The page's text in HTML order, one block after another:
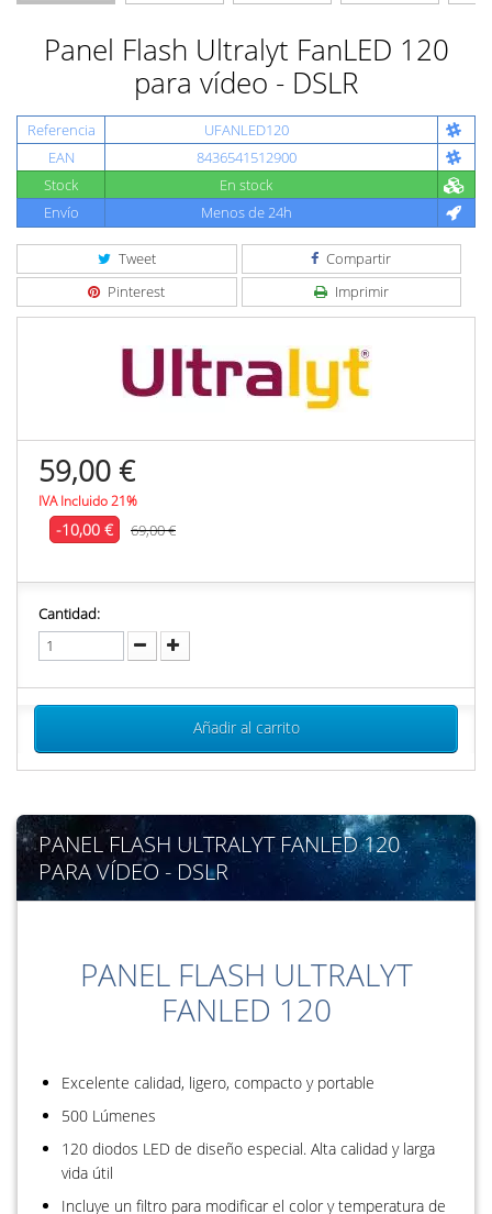
Panel Flash Ultralyt FanLED 120
para vídeo - DSLR
Referencia
UFANLED120
EAN
8436541512900
Stock
En stock
Envío
Menos de 24h
Tweet
Compartir
Pinterest
Imprimir
59,00 €
IVA Incluido 21%
-10,00 € 69,00 €
Cantidad:
Añadir al carrito
PANEL FLASH ULTRALYT FANLED 120
PARA VÍDEO - DSLR
PANEL FLASH ULTRALYT
FANLED 120
Excelente calidad, ligero, compacto y portable
500 Lúmenes
120 diodos LED de diseño especial. Alta calidad y larga
vida útil
Incluye un filtro para modificar el color y temperatura de